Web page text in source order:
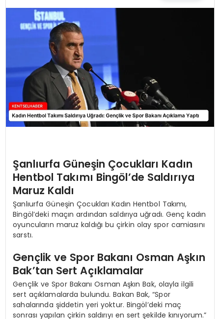
KÜLTÜR & SANAT
SPOR
Şanlıurfa Güneşin Çocukları Kadın
Hentbol Takımı Bingöl’de Saldırıya
Maruz Kaldı
Şanlıurfa Güneşin Çocukları Kadın Hentbol Takımı,
Bingöl’deki maçın ardından saldırıya uğradı. Genç kadın
oyuncuların maruz kaldığı bu çirkin olay spor camiasını
sarstı.
Gençlik ve Spor Bakanı Osman Aşkın
Bak’tan Sert Açıklamalar
Gençlik ve Spor Bakanı Osman Aşkın Bak, olayla ilgili
sert açıklamalarda bulundu. Bakan Bak, “Spor
sahalarında şiddetin yeri yoktur. Bingöl’deki maç
sonrası yapılan çirkin saldırıyı en sert şekilde kınıyorum.”